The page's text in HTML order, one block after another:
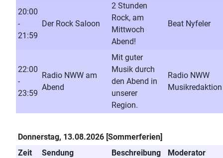
20:00
-
21:59
Der Rock Saloon
2 Stunden
Rock, am
Mittwoch
Abend!
Beat Nyfeler
22:00
-
23:59
Radio NWW am
Abend
Mit guter
Musik durch
den Abend in
unserer
Region.
Radio NWW
Musikredaktion
Donnerstag, 13.08.2026 [Sommerferien]
Zeit
Sendung Beschreibung
Moderator